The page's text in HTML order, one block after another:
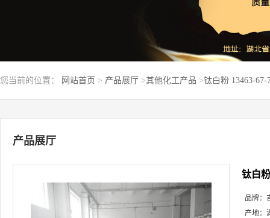
您当前的位置： 网站首页 > 产品展厅 >其他化工产品 >钛白粉 13463-
产品展厅
钛白
品牌：
产地：